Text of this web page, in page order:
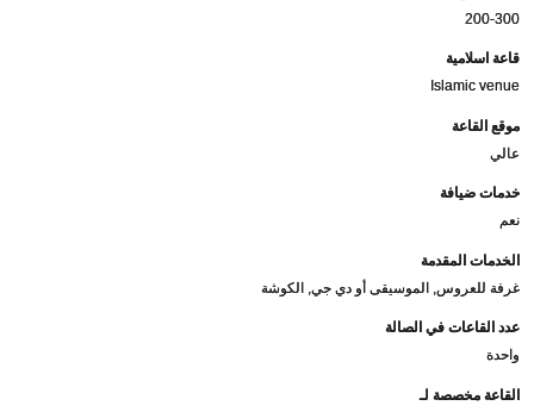
200-300
قاعة اسلامية
Islamic venue
موقع القاعة
عالي
خدمات ضيافة
نعم
الخدمات المقدمة
غرفة للعروس, الموسيقى أو دي جي, الكوشة
عدد القاعات في الصالة
واحدة
القاعة مخصصة لـ